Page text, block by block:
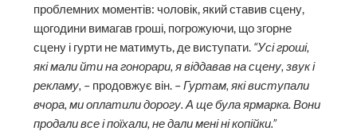
проблемних моментів: чоловік, який ставив сцену,
щогодини вимагав гроші, погрожуючи, що згорне
сцену і гурти не матимуть, де виступати. “Усі гроші,
які мали йти на гонорари, я віддавав на сцену, звук і
рекламу, – продовжує він. –Гуртам, які виступали
вчора, ми оплатили дорогу. А ще була ярмарка. Вони
продали все і поїхали, не дали мені ні копійки.”